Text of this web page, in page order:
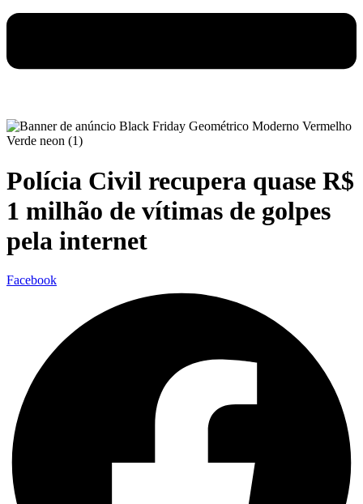
Polícia Civil recupera quase R$
1 milhão de vítimas de golpes
pela internet
Facebook